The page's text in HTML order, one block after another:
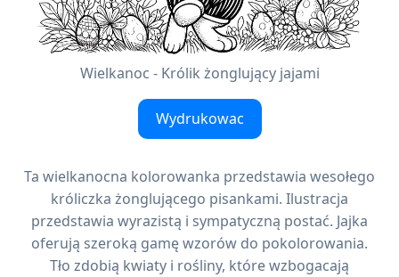
Wielkanoc - Królik żonglujący jajami
Wydrukowac
Ta wielkanocna kolorowanka przedstawia wesołego
króliczka żonglującego pisankami. Ilustracja
przedstawia wyrazistą i sympatyczną postać. Jajka
oferują szeroką gamę wzorów do pokolorowania.
Tło zdobią kwiaty i rośliny, które wzbogacają